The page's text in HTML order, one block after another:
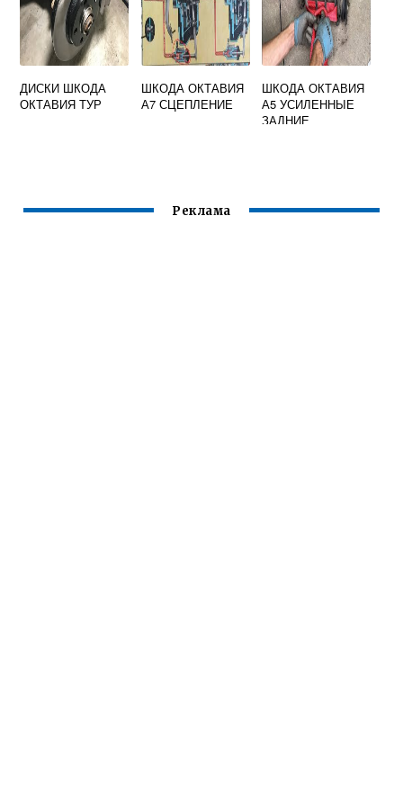
ДИСКИ ШКОДА
ОКТАВИЯ ТУР
ШКОДА ОКТАВИЯ
А7 СЦЕПЛЕНИЕ
ШКОДА ОКТАВИЯ
А5 УСИЛЕННЫЕ
ЗАДНИЕ
Реклама